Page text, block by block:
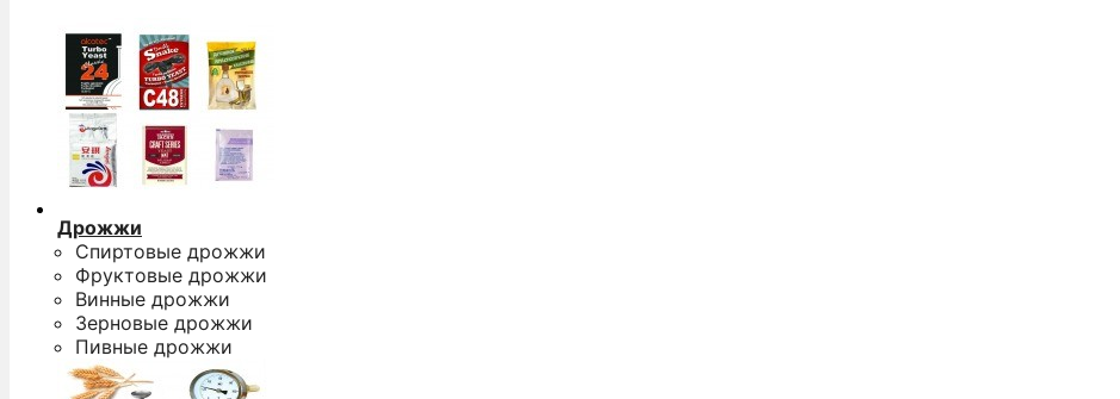
Дрожжи
Спиртовые дрожжи
Фруктовые дрожжи
Винные дрожжи
Зерновые дрожжи
Пивные дрожжи